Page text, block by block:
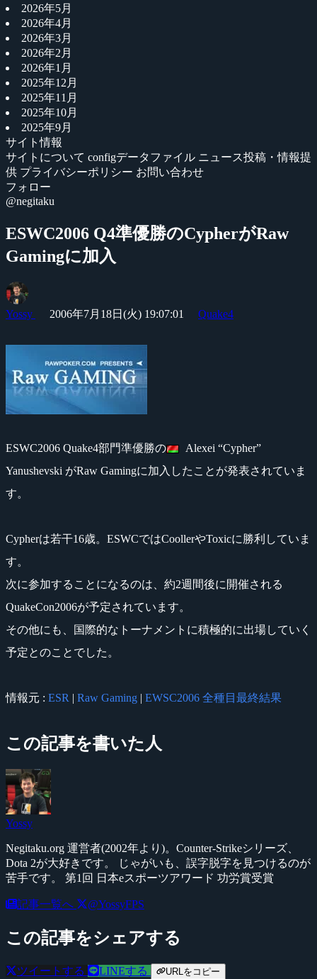
2026年5月
2026年4月
2026年3月
2026年2月
2026年1月
2025年12月
2025年11月
2025年10月
2025年9月
サイト情報
サイトについて configデータファイル ニュース投稿・情報提
供 プライバシーポリシー お問い合わせ
フォロー
@negitaku
ESWC2006 Q4準優勝のCypherがRaw
Gamingに加入
Yossy 2006年7月18日(火) 19:07:01 Quake4
ESWC2006 Quake4部門準優勝の
Alexei “Cypher”
Yanushevski がRaw Gamingに加入したことが発表されていま
す。
Cypherは若干16歳。ESWCではCoollerやToxicに勝利していま
す。
次に参加することになるのは、約2週間後に開催される
QuakeCon2006が予定されています。
その他にも、国際的なトーナメントに積極的に出場していく
予定とのことでした。
情報元 : ESR | Raw Gaming | EWSC2006 全種目最終結果
この記事を書いた人
Yossy
Negitaku.org 運営者(2002年より)。Counter-Strikeシリーズ、
Dota 2が大好きです。 じゃがいも、誤字脱字を見つけるのが
苦手です。 第1回 日本eスポーツアワード 功労賞受賞
記事一覧へ @YossyFPS
この記事をシェアする
ツイートする LINEする URLをコピー